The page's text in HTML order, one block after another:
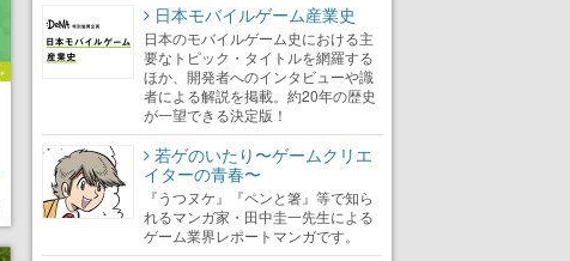
日本モバイルゲーム産業史
日本のモバイルゲーム史における主
要なトピック・タイトルを網羅する
ほか、開発者へのインタビューや識
者による解説を掲載。約20年の歴史
が一望できる決定版！
若ゲのいたり〜ゲームクリエ
イターの青春〜
『うつヌケ』『ペンと箸』等で知ら
れるマンガ家・田中圭一先生による
ゲーム業界レポートマンガです。